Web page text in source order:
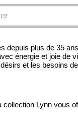
depuis plus de 35
énergie et joie de
et les besoins
Lynn vous